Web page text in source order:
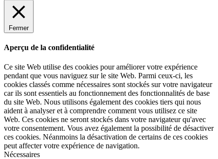
Fermer
Aperçu de la confidentialité
Ce site Web utilise des cookies pour améliorer votre expérience
pendant que vous naviguez sur le site Web. Parmi ceux-ci, les
cookies classés comme nécessaires sont stockés sur votre navigateur
car ils sont essentiels au fonctionnement des fonctionnalités de base
du site Web. Nous utilisons également des cookies tiers qui nous
aident à analyser et à comprendre comment vous utilisez ce site
Web. Ces cookies ne seront stockés dans votre navigateur qu'avec
votre consentement. Vous avez également la possibilité de désactiver
ces cookies. Néanmoins la désactivation de certains de ces cookies
peut affecter votre expérience de navigation.
Nécessaires